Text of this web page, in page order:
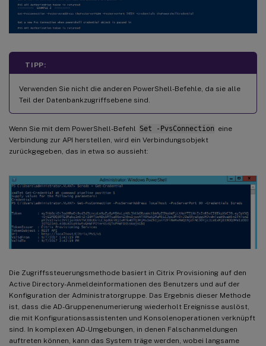
TIPP:
Verwenden Sie nicht die anderen PowerShell-Befehle, da sie alle
Teil der Datenbankzugriffsebene sind.
Wenn Sie mit dem PowerShell-Befehl Set -PvsConnection eine
Verbindung zur API herstellen, wird ein Verbindungsobjekt
zurückgegeben, das in etwa so aussieht:
Die Zugriffssteuerungsmethode basiert in Citrix Provisioning auf den
Active Directory-Anmeldeinformationen des Benutzers und auf der
Konfiguration der Administratorgruppe. Das Ergebnis dieser Methode
ist, dass die AD-Gruppenenumerierung wiederholt Ereignisse auslöst,
die mit Konfigurationsassistenten und Konsolenoperationen verknüpft
sind. In komplexen AD-Umgebungen, in denen Falschanmeldungen
auftreten können, kann das System träge werden, wobei langsame